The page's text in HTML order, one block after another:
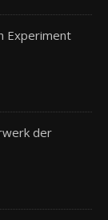
Experiment
der